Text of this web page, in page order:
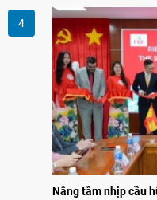
Malaysia theo
Nâng tầm nhịp cầu